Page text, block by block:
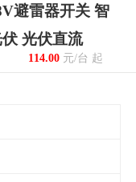
避雷器开关 智
光伏直流
114.00元/台 起